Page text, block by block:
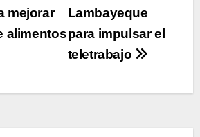
Lambayeque
para impulsar el
teletrabajo
mejorar
alimentos